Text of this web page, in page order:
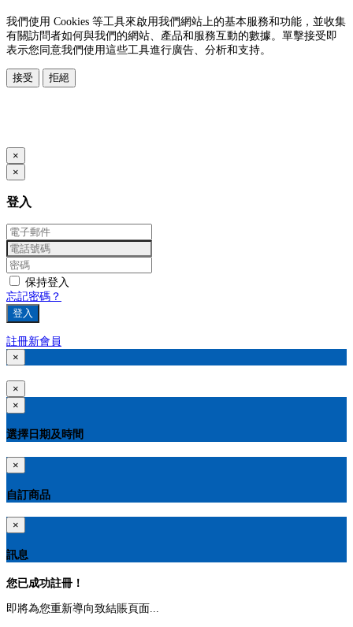
我們使用 Cookies 等工具來啟用我們網站上的基本服務和功能，並收集
有關訪問者如何與我們的網站、產品和服務互動的數據。單擊接受即
表示您同意我們使用這些工具進行廣告、分析和支持。
接受 拒絕
×
×
登入
保持登入
忘記密碼？
登入
註冊新會員
×
×
×
選擇日期及時間
×
自訂商品
×
訊息
您已成功註冊！
即將為您重新導向致結賬頁面...